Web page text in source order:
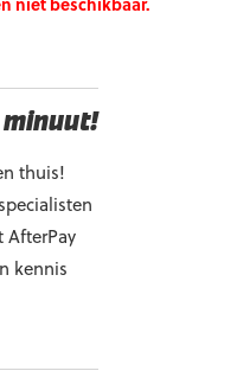
minuut!
thuis!
kennis